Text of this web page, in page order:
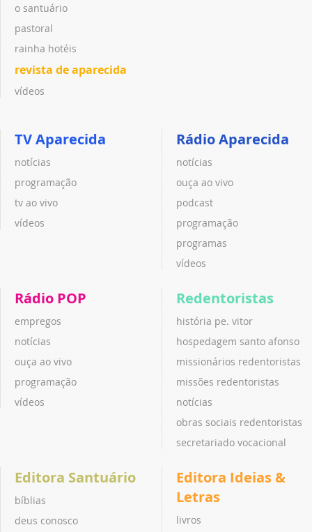
o santuário
pastoral
rainha hotéis
revista de aparecida
vídeos
TV Aparecida
notícias
programação
tv ao vivo
vídeos
Rádio Aparecida
notícias
ouça ao vivo
podcast
programação
programas
vídeos
Rádio POP
empregos
notícias
ouça ao vivo
programação
vídeos
Redentoristas
história pe. vitor
hospedagem santo afonso
missionários redentoristas
missões redentoristas
notícias
obras sociais redentoristas
secretariado vocacional
Editora Santuário
bíblias
deus conosco
Editora Ideias &
Letras
livros